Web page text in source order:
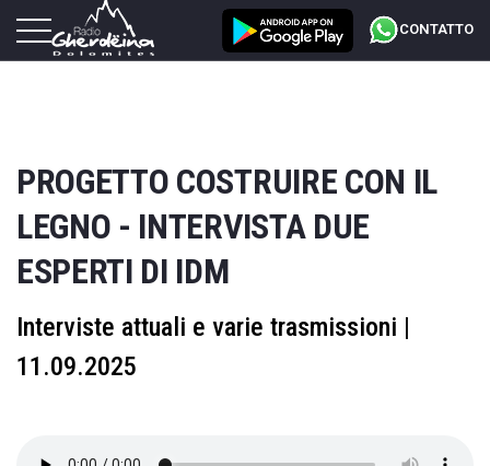
CONTATTO
PROGETTO COSTRUIRE CON IL
LEGNO - INTERVISTA DUE
ESPERTI DI IDM
Interviste attuali e varie trasmissioni |
11.09.2025